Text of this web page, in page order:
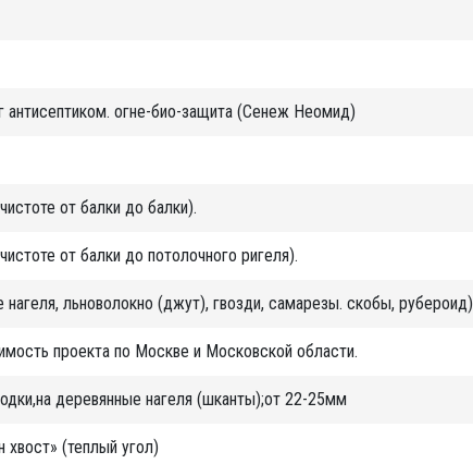
антисептиком. огне-био-защита (Сенеж Неомид)
от балки до балки).
от балки до потолочного ригеля).
льноволокно (джут), гвозди, самарезы. скобы,
проекта по Москве и Московской области.
деревянные нагеля (шканты);от 22-25мм
хвост» (теплый угол)